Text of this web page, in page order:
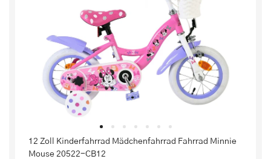
12 Zoll Kinderfahrrad Mädchenfahrrad Fahrrad Minnie
Mouse 20522-CB12